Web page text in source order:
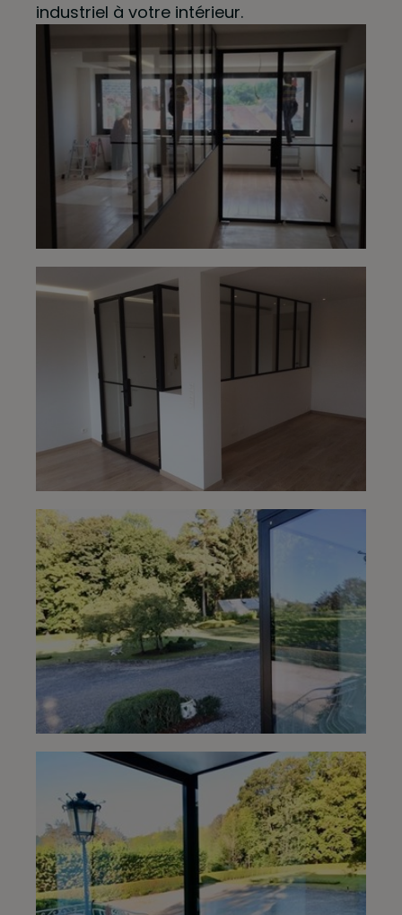
industriel à votre intérieur.